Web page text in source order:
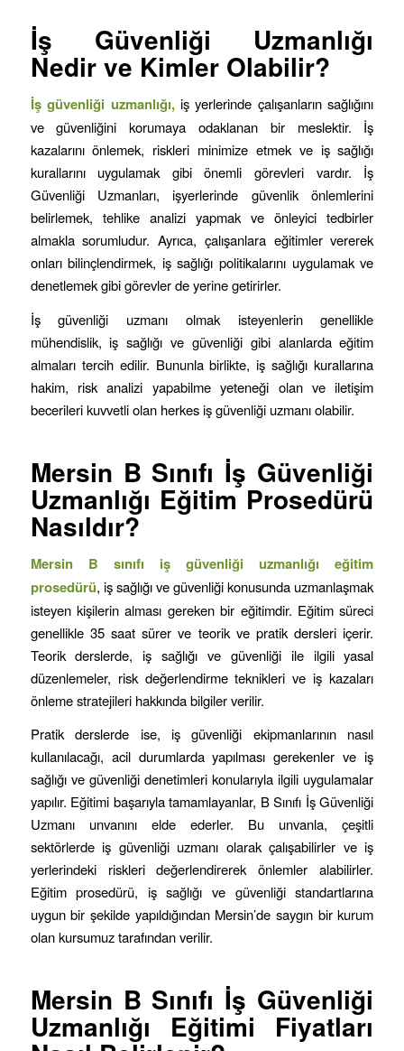
İş Güvenliği Uzmanlığı
Nedir ve Kimler Olabilir?
İş güvenliği uzmanlığı,iş yerlerinde çalışanların sağlığını
ve güvenliğini korumaya odaklanan bir meslektir. İş
kazalarını önlemek, riskleri minimize etmek ve iş sağlığı
kurallarını uygulamak gibi önemli görevleri vardır. İş
Güvenliği Uzmanları, işyerlerinde güvenlik önlemlerini
belirlemek, tehlike analizi yapmak ve önleyici tedbirler
almakla sorumludur. Ayrıca, çalışanlara eğitimler vererek
onları bilinçlendirmek, iş sağlığı politikalarını uygulamak ve
denetlemek gibi görevler de yerine getirirler.
İş güvenliği uzmanı olmak isteyenlerin genellikle
mühendislik, iş sağlığı ve güvenliği gibi alanlarda eğitim
almaları tercih edilir. Bununla birlikte, iş sağlığı kurallarına
hakim, risk analizi yapabilme yeteneği olan ve iletişim
becerileri kuvvetli olan herkes iş güvenliği uzmanı olabilir.
Mersin B Sınıfı İş Güvenliği
Uzmanlığı Eğitim Prosedürü
Nasıldır?
Mersin B sınıfı iş güvenliği uzmanlığı eğitim
prosedürü, iş sağlığı ve güvenliği konusunda uzmanlaşmak
isteyen kişilerin alması gereken bir eğitimdir. Eğitim süreci
genellikle 35 saat sürer ve teorik ve pratik dersleri içerir.
Teorik derslerde, iş sağlığı ve güvenliği ile ilgili yasal
düzenlemeler, risk değerlendirme teknikleri ve iş kazaları
önleme stratejileri hakkında bilgiler verilir.
Pratik derslerde ise, iş güvenliği ekipmanlarının nasıl
kullanılacağı, acil durumlarda yapılması gerekenler ve iş
sağlığı ve güvenliği denetimleri konularıyla ilgili uygulamalar
yapılır. Eğitimi başarıyla tamamlayanlar, B Sınıfı İş Güvenliği
Uzmanı unvanını elde ederler. Bu unvanla, çeşitli
sektörlerde iş güvenliği uzmanı olarak çalışabilirler ve iş
yerlerindeki riskleri değerlendirerek önlemler alabilirler.
Eğitim prosedürü, iş sağlığı ve güvenliği standartlarına
uygun bir şekilde yapıldığından Mersin’de saygın bir kurum
olan kursumuz tarafından verilir.
Mersin B Sınıfı İş Güvenliği
Uzmanlığı Eğitimi Fiyatları